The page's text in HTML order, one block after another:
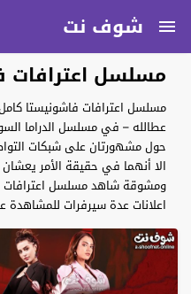
شوف نت
مسلسل اعترافات
مسلسل اعترافات فاشونيستا
عطالله – في مسلسل الدراما
حول مشهورتان على شبكات
الا أنهما في حقيقة الأمر
ومشوقة شاهد مسلسل اعترافات
اعلانات عدة سيرفرات